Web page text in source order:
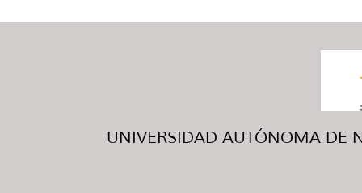
UNIVERSIDAD AUTÓNOMA DE